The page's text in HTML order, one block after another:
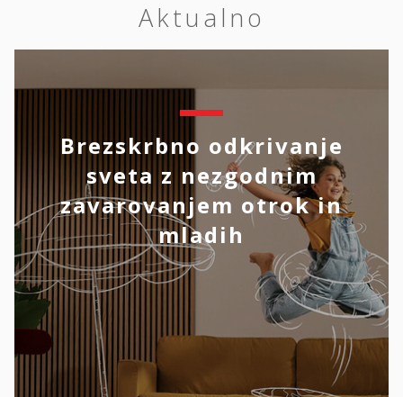
Aktualno
Brezskrbno odkrivanje
sveta z nezgodnim
zavarovanjem otrok in
mladih